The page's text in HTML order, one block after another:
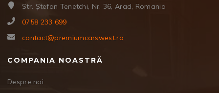
Str. Ștefan Tenetchi, Nr. 36, Arad, Romania
0758 233 699
contact@premiumcarswest.ro
COMPANIA NOASTRĂ
Despre noi